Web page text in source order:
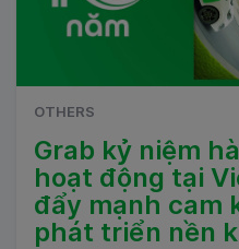
OTHERS
Grab kỷ niệm
hoạt động tại
đẩy mạnh cam
phát triển nền